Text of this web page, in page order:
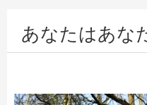
あなたはあな